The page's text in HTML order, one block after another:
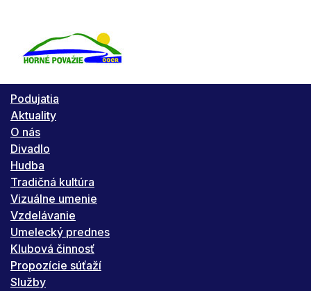
Podujatia
Aktuality
O nás
Divadlo
Hudba
Tradičná kultúra
Vizuálne umenie
Vzdelávanie
Umelecký prednes
Klubová činnosť
Propozície súťaží
Služby